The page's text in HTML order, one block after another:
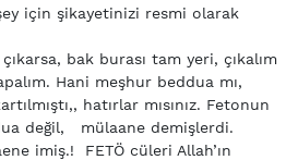
için şikayetinizi resmi olarak
bak burası tam yeri, çıkalım
Hani meşhur beddua mı,
hatırlar mısınız. Fetonun
değil, mülaane demişlerdi.
imiş.! FETÖ cüleri Allah’ın